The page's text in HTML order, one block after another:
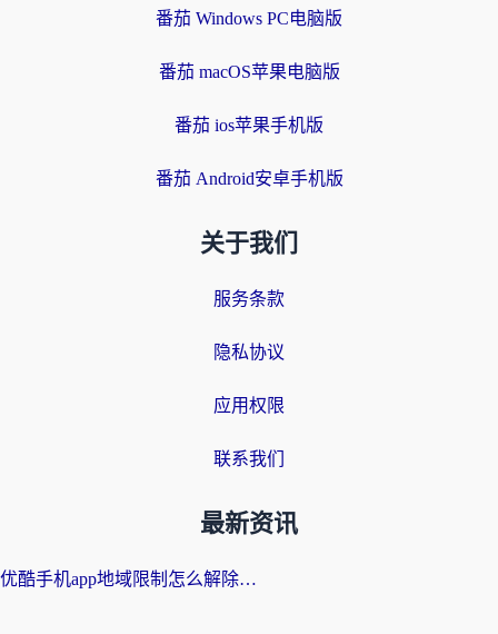
番茄 Windows PC电脑版
番茄 macOS苹果电脑版
番茄 ios苹果手机版
番茄 Android安卓手机版
关于我们
服务条款
隐私协议
应用权限
联系我们
最新资讯
优酷手机app地域限制怎么解除？海外党亲测有效的追剧方案